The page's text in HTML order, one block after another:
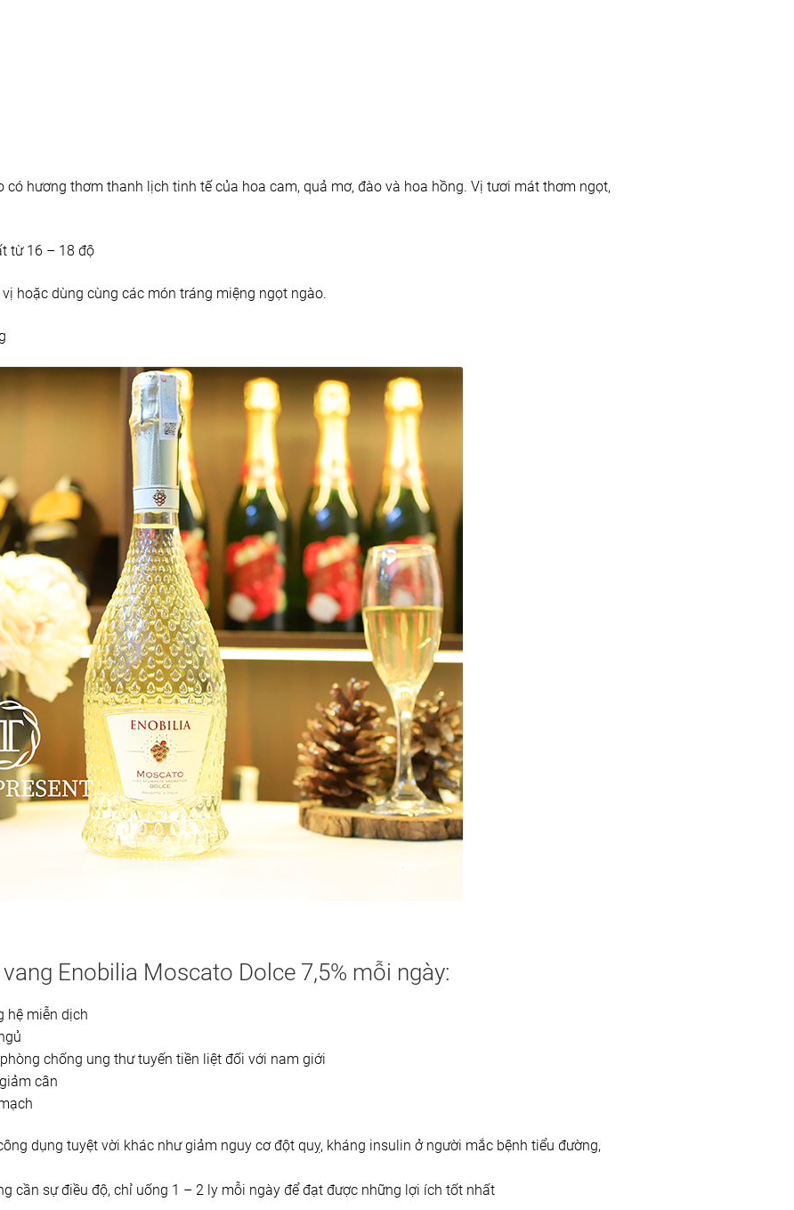
có hương thơm thanh lịch tinh tế của hoa cam, quả mơ, đào và hoa hồng. Vị tươi mát thơm ngọt,
từ 16 – 18 độ
hoặc dùng cùng các món tráng miệng ngọt ngào.
Enobilia Moscato Dolce 7,5% mỗi ngày:
hệ miễn dịch
chống ung thư tuyến tiền liệt đối với nam giới
cân
dụng tuyệt vời khác như giảm nguy cơ đột quỵ, kháng insulin ở người mắc bệnh tiểu đường,
cần sự điều độ, chỉ uống 1 – 2 ly mỗi ngày để đạt được những lợi ích tốt nhất